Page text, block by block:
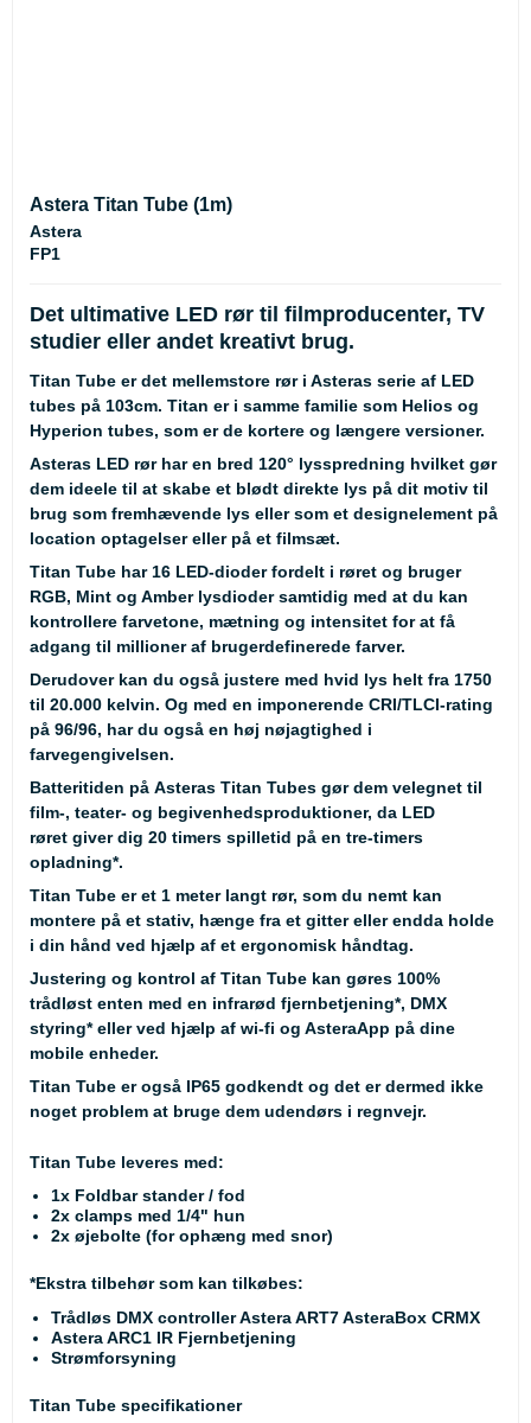
Astera Titan Tube (1m)
Astera
FP1
Det ultimative LED rør til filmproducenter, TV
studier eller andet kreativt brug.
Titan Tube er det mellemstore rør i Asteras serie af LED
tubes på 103cm. Titan er i samme familie som Helios og
Hyperion tubes, som er de kortere og længere versioner.
Asteras LED rør har en bred 120° lysspredning hvilket gør
dem ideele til at skabe et blødt direkte lys på dit motiv til
brug som fremhævende lys eller som et designelement på
location optagelser eller på et filmsæt.
Titan Tube har 16 LED-dioder fordelt i røret og bruger
RGB, Mint og Amber lysdioder samtidig med at du kan
kontrollere farvetone, mætning og intensitet for at få
adgang til millioner af brugerdefinerede farver.
Derudover kan du også justere med hvid lys helt fra 1750
til 20.000 kelvin. Og med en imponerende CRI/TLCI-rating
på 96/96, har du også en høj nøjagtighed i
farvegengivelsen.
Batteritiden på Asteras Titan Tubes gør dem velegnet til
film-, teater- og begivenhedsproduktioner, da LED
røret giver dig 20 timers spilletid på en tre-timers
opladning*.
Titan Tube er et 1 meter langt rør, som du nemt kan
montere på et stativ, hænge fra et gitter eller endda holde
i din hånd ved hjælp af et ergonomisk håndtag.
Justering og kontrol af Titan Tube kan gøres 100%
trådløst enten med en infrarød fjernbetjening*, DMX
styring*eller ved hjælp af wi-fi og AsteraApp på dine
mobile enheder.
Titan Tube er også IP65 godkendt og det er dermed ikke
noget problem at bruge dem udendørs i regnvejr.
Titan Tube leveres med:
1x Foldbar stander / fod
2x clamps med 1/4" hun
2x øjebolte (for ophæng med snor)
*Ekstra tilbehør som kan tilkøbes:
Trådløs DMX controller Astera ART7 AsteraBox CRMX
Astera ARC1 IR Fjernbetjening
Strømforsyning
Titan Tube specifikationer